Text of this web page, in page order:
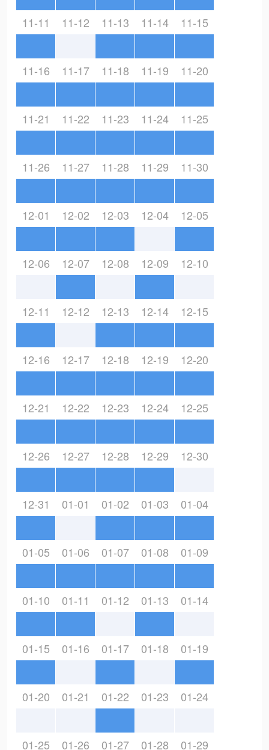
11-11 11-12 11-13 11-14 11-15
11-16 11-17 11-18 11-19 11-20
11-21 11-22 11-23 11-24 11-25
11-26 11-27 11-28 11-29 11-30
12-01 12-02 12-03 12-04 12-05
12-06 12-07 12-08 12-09 12-10
12-11 12-12 12-13 12-14 12-15
12-16 12-17 12-18 12-19 12-20
12-21 12-22 12-23 12-24 12-25
12-26 12-27 12-28 12-29 12-30
12-31 01-01 01-02 01-03 01-04
01-05 01-06 01-07 01-08 01-09
01-10 01-11 01-12 01-13 01-14
01-15 01-16 01-17 01-18 01-19
01-20 01-21 01-22 01-23 01-24
01-25 01-26 01-27 01-28 01-29